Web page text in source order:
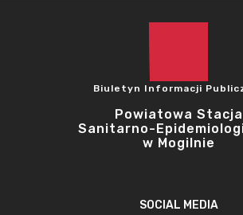
Biuletyn Informacji
Powiatowa Stacja
Sanitarno-
w Mogilnie
SOCIAL MEDIA